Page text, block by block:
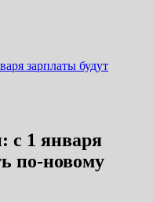
зарплаты будут
с 1 января
по-новому